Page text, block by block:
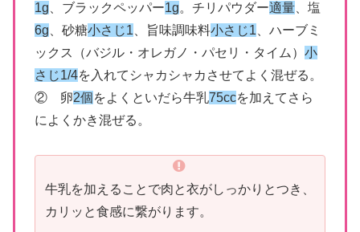
1g 、ブラックペッパー1g。チリパウダー適量 、塩
6g 、砂糖小さじ1 、旨味調味料小さじ1 、ハーブミ
ックス（バジル・オレガノ・パセリ・タイム） 小
さじ1/4を入れてシャカシャカさせてよく混ぜる。
② 卵2個をよくといだら牛乳75ccを加えてさら
によくかき混ぜる。
牛乳を加えることで肉と衣がしっかりとつき、
カリッと食感に繋がります。